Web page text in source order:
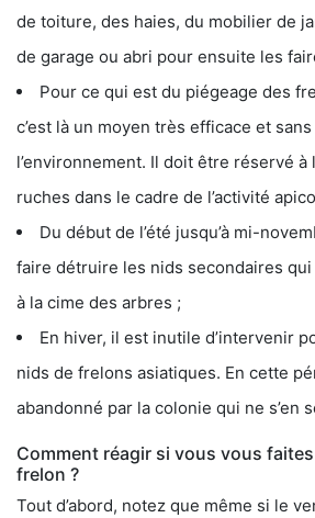
de toiture, des haies, du mobilier de
de garage ou abri pour ensuite les
Pour ce qui est du piégeage des
c’est là un moyen très efficace et
l’environnement. Il doit être réservé
ruches dans le cadre de l’activité
Du début de l’été jusqu’à mi-
faire détruire les nids secondaires
à la cime des arbres ;
En hiver, il est inutile d’intervenir
nids de frelons asiatiques. En cette
abandonné par la colonie qui ne s’en
Comment réagir si vous vous
frelon ?
Tout d’abord, notez que même si le